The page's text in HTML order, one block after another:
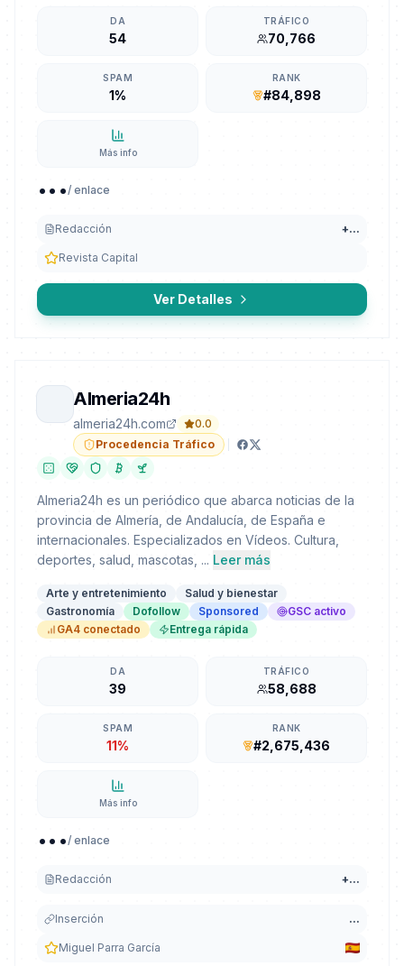
DA
54
TRÁFICO
70,766
SPAM
1%
RANK
#84,898
Más info
.../ enlace
Redacción +...
Revista Capital
Ver Detalles
Almeria24h
almeria24h.com
0.0
Procedencia Tráfico
Almeria24h es un periódico que abarca noticias de la
provincia de Almería, de Andalucía, de España e
internacionales. Especializados en Vídeos. Cultura,
deportes, salud, mascotas, ... Leer más
Arte y entretenimiento
Salud y bienestar
Gastronomía
Dofollow Sponsored
GSC activo
GA4 conectado
Entrega rápida
DA
39
TRÁFICO
58,688
SPAM
11%
RANK
#2,675,436
Más info
.../ enlace
Redacción +...
Inserción ...
Miguel Parra García